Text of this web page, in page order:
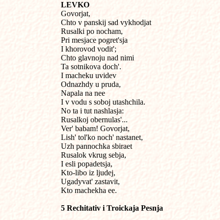
LEVKO
Govorjat,
Chto v panskij sad vykhodjat
Rusalki po nocham,
Pri mesjace pogret'sja
I khorovod vodit';
Chto glavnoju nad nimi
Ta sotnikova doch'.
I macheku uvidev
Odnazhdy u pruda,
Napala na nee
I v vodu s soboj utashchila.
No ta i tut nashlasja:
Rusalkoj obernulas'...
Ver' babam! Govorjat,
Lish' tol'ko noch' nastanet,
Uzh pannochka sbiraet
Rusalok vkrug sebja,
I esli popadetsja,
Kto-libo iz ljudej,
Ugadyvat' zastavit,
Kto machekha ee.
5 Rechitativ i Troickaja Pesnja